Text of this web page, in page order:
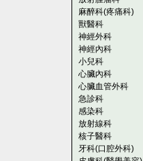
麻醉科(疼痛科)
獸醫科
神經外科
神經內科
小兒科
心臟內科
心臟血管外科
急診科
感染科
放射線科
核子醫科
牙科(口腔外科)